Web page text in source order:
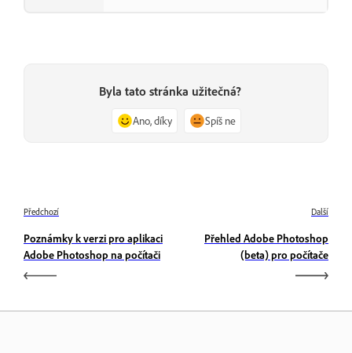
Byla tato stránka užitečná?
Ano, díky Spíš ne
Předchozí
Poznámky k verzi pro aplikaci
Adobe Photoshop na počítači
Další
Přehled Adobe Photoshop
(beta) pro počítače